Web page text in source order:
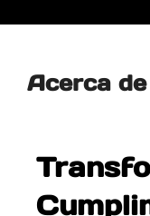
Acerca de